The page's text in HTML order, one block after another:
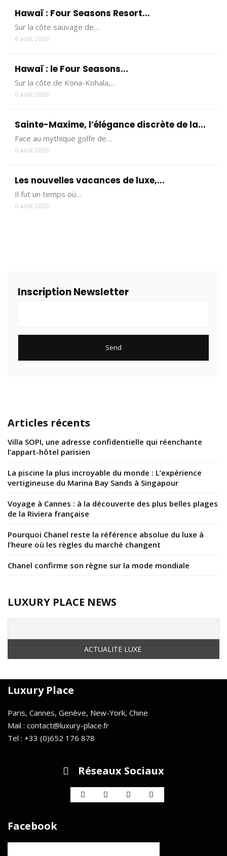
Hawaï : Four Seasons Resort...
Sur la côte sauvage de…
6 août 2026
Hawaï : le Four Seasons...
Sur la côte de Kona-Kohala,…
6 août 2026
Sainte-Maxime, l’élégance discrète de la...
Face au mythique golfe de…
6 août 2026
Les nouvelles vacances de luxe,...
Il fut un temps où…
6 août 2026
Inscription Newsletter
Articles récents
Villa SOPI, une adresse confidentielle qui réenchante
l’appart-hôtel parisien
La piscine la plus incroyable du monde : L’expérience
vertigineuse du Marina Bay Sands à Singapour
Voyage à Cannes : à la découverte des plus belles plages
de la Riviera française
Pourquoi Chanel reste la référence absolue du luxe à
l’heure où les règles du marché changent
Chanel confirme son règne sur la mode mondiale
LUXURY PLACE NEWS
Luxury Place
Paris, Cannes, Genève, New-York, Chine
Mail : contact@luxury-place.fr
Tel : +33 (0)652 176 878
Réseaux Sociaux
Facebook